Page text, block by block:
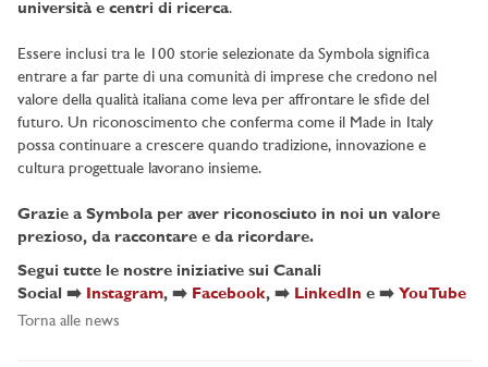
università e centri di ricerca.
Essere inclusi tra le 100 storie selezionate da Symbola significa
entrare a far parte di una comunità di imprese che credono nel
valore della qualità italiana come leva per affrontare le sfide del
futuro. Un riconoscimento che conferma come il Made in Italy
possa continuare a crescere quando tradizione, innovazione e
cultura progettuale lavorano insieme.
Grazie a Symbola per aver riconosciuto in noi un valore
prezioso, da raccontare e da ricordare.
Segui tutte le nostre iniziative sui Canali
Social ➡️ Instagram, ➡️ Facebook, ➡️ LinkedIn e ➡️ YouTube
Torna alle news